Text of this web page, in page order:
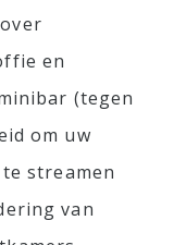
en
(tegen
om uw
streamen
van